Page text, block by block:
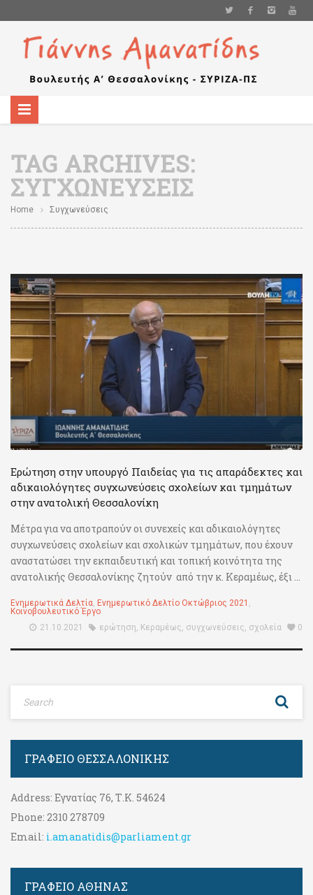
TAG ARCHIVES:
ΣΥΓΧΩΝΕΎΣΕΙΣ
Home Συγχωνεύσεις
Ερώτηση στην υπουργό Παιδείας για τις απαράδεκτες και
αδικαιολόγητες συγχωνεύσεις σχολείων και τμημάτων
στην ανατολική Θεσσαλονίκη
Μέτρα για να αποτραπούν οι συνεχείς και αδικαιολόγητες
συγχωνεύσεις σχολείων και σχολικών τμημάτων, που έχουν
αναστατώσει την εκπαιδευτική και τοπική κοινότητα της
ανατολικής Θεσσαλονίκης ζητούν από την κ. Κεραμέως, έξι ...
Ενημερωτικά Δελτία, Ενημερωτικό Δελτίο Οκτώβριος 2021 ,
Κοινοβουλευτικό Έργο
21.10.2021
ερώτηση, Κεραμέως, συγχωνεύσεις, σχολεία 0
ΓΡΑΦΕΊΟ ΘΕΣΣΑΛΟΝΊΚΗΣ
Address: Εγνατίας 76, Τ.Κ. 54624
Phone: 2310 278709
Email: i.amanatidis@parliament.gr
ΓΡΑΦΕΊΟ ΑΘΉΝΑΣ